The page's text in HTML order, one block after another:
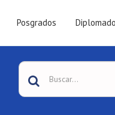
Posgrados